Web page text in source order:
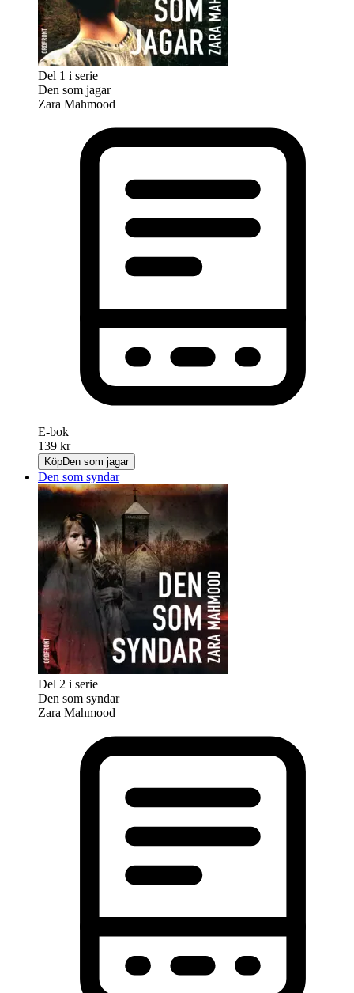
Del 1 i serie
Den som jagar
Zara Mahmood
E-bok
139 kr
KöpDen som jagar
Den som syndar
Del 2 i serie
Den som syndar
Zara Mahmood